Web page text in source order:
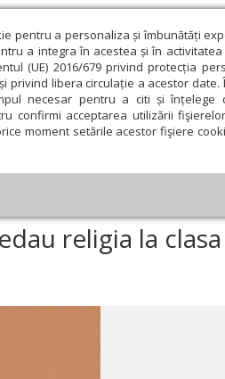
pentru a personaliza și îmbunătăți
a integra în acestea și în
(UE) 2016/679 privind protecția
privind libera circulație a acestor
necesar pentru a citi și înțelege
confirmi acceptarea utilizării
moment setările acestor fişiere
Educaţie și Cultură
literară şi artistică Cultură
care predau religia la clasa a IV-a
religia la clasa